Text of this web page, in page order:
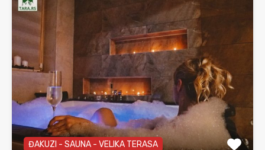
ĐAKUZI - SAUNA - VELIKA TERASA